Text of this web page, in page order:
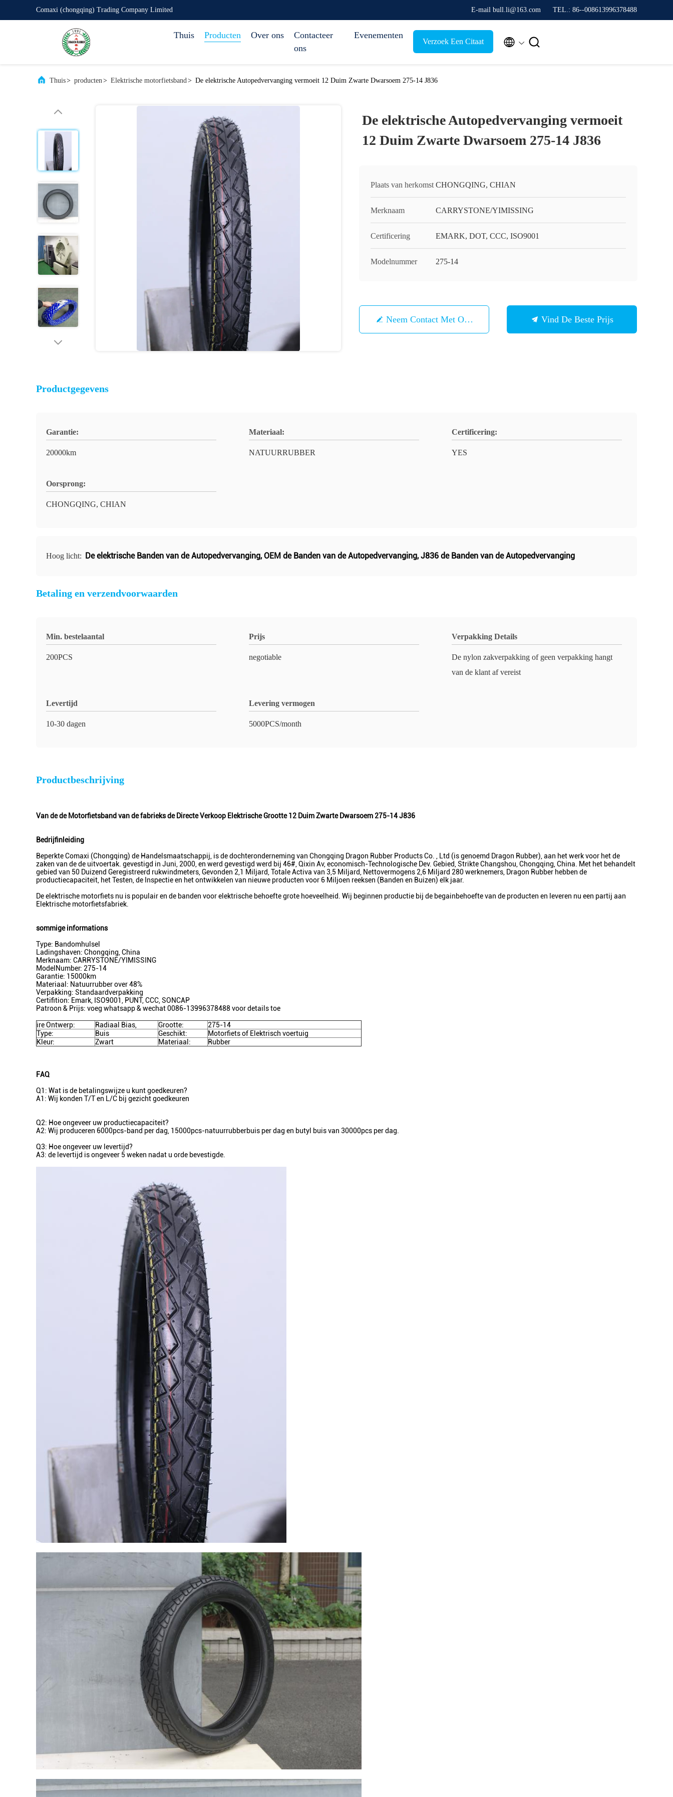
Comaxi (chongqing) Trading Company Limited E-mail bull.li@163.com TEL.: 86--008613996378488
Thuis Producten Over ons
Contacteer
ons
Evenementen
Verzoek Een Citaat  
Thuis> producten> Elektrische motorfietsband> De elektrische Autopedvervanging vermoeit 12 Duim Zwarte Dwarsoem 275-14 J836
De elektrische Autopedvervanging vermoeit
12 Duim Zwarte Dwarsoem 275-14 J836
Plaats van herkomst CHONGQING, CHIAN
Merknaam CARRYSTONE/YIMISSING
Certificering EMARK, DOT, CCC, ISO9001
Modelnummer 275-14
Neem Contact Met Ons Op Vind De Beste Prijs
Productgegevens
Garantie:
20000km
Materiaal:
NATUURRUBBER
Certificering:
YES
Oorsprong:
CHONGQING, CHIAN
Hoog licht: De elektrische Banden van de Autopedvervanging,OEM de Banden van de Autopedvervanging,J836 de Banden van de Autopedvervanging
Betaling en verzendvoorwaarden
Min. bestelaantal
200PCS
Prijs
negotiable
Verpakking Details
De nylon zakverpakking of geen verpakking hangt
van de klant af vereist
Levertijd
10-30 dagen
Levering vermogen
5000PCS/month
Productbeschrijving
Van de de Motorfietsband van de fabrieks de Directe Verkoop Elektrische Grootte 12 Duim Zwarte Dwarsoem 275-14 J836
Bedrijfinleiding
Beperkte Comaxi (Chongqing) de Handelsmaatschappij, is de dochteronderneming van Chongqing Dragon Rubber Products Co. , Ltd (is genoemd Dragon Rubber), aan het werk voor het de
zaken van de de uitvoertak. gevestigd in Juni, 2000, en werd gevestigd werd bij 46#, Qixin Av, economisch-Technologische Dev. Gebied, Strikte Changshou, Chongqing, China. Met het behandelt
gebied van 50 Duizend Geregistreerd rukwindmeters, Gevonden 2,1 Miljard, Totale Activa van 3,5 Miljard, Nettovermogens 2,6 Miljard 280 werknemers, Dragon Rubber hebben de
productiecapaciteit, het Testen, de Inspectie en het ontwikkelen van nieuwe producten voor 6 Miljoen reeksen (Banden en Buizen) elk jaar.
De elektrische motorfiets nu is populair en de banden voor elektrische behoefte grote hoeveelheid. Wij beginnen productie bij de begainbehoefte van de producten en leveren nu een partij aan
Elektrische motorfietsfabriek.
sommige informations
Type: Bandomhulsel
Ladingshaven: Chongqing, China
Merknaam: CARRYSTONE/YIMISSING
ModelNumber: 275-14
Garantie: 15000km
Materiaal: Natuurrubber over 48%
Verpakking: Standaardverpakking
Certifition: Emark, ISO9001, PUNT, CCC, SONCAP
Patroon & Prijs: voeg whatsapp & wechat 0086-13996378488 voor details toe
ire Ontwerp: Radiaal Bias, Grootte:
275-14
Type:
Buis Geschikt:
Motorfiets of Elektrisch voertuig
Kleur:
Zwart Materiaal: Rubber
FAQ
Q1: Wat is de betalingswijze u kunt goedkeuren?
A1: Wij konden T/T en L/C bij gezicht goedkeuren
Q2: Hoe ongeveer uw productiecapaciteit?
A2: Wij produceren 6000pcs-band per dag, 15000pcs-natuurrubberbuis per dag en butyl buis van 30000pcs per dag.
Q3: Hoe ongeveer uw levertijd?
A3: de levertijd is ongeveer 5 weken nadat u orde bevestigde.